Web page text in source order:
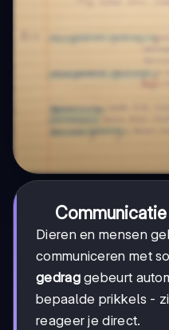
Dieren en mensen
communiceren met
gedraggebeurt
bepaalde prikkels -
reageer je direct.